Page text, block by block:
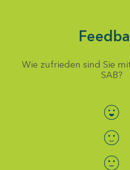
Wie zufrieden sind Sie
SAB?